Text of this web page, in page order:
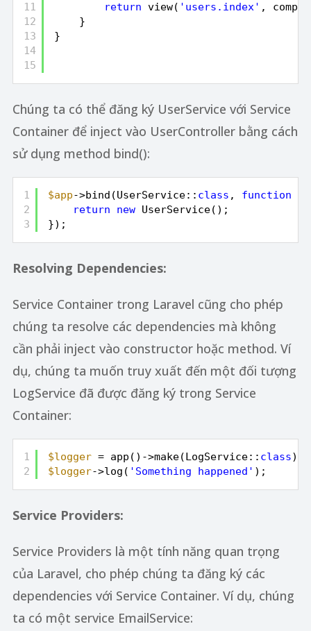
11
12
13
14
15
return view( 'users.index' ,
}
}
Chúng ta có thể đăng ký UserService với Service
Container để inject vào UserController bằng cách
sử dụng method bind():
1
2
3
$app->bind(UserService:: class , function
return
new UserService();
});
Resolving Dependencies:
Service Container trong Laravel cũng cho phép
chúng ta resolve các dependencies mà không
cần phải inject vào constructor hoặc method. Ví
dụ, chúng ta muốn truy xuất đến một đối tượng
LogService đã được đăng ký trong Service
Container:
1
2
$logger = app()->make(LogService:: class);
$logger->log( 'Something happened' );
Service Providers:
Service Providers là một tính năng quan trọng
của Laravel, cho phép chúng ta đăng ký các
dependencies với Service Container. Ví dụ, chúng
ta có một service EmailService: